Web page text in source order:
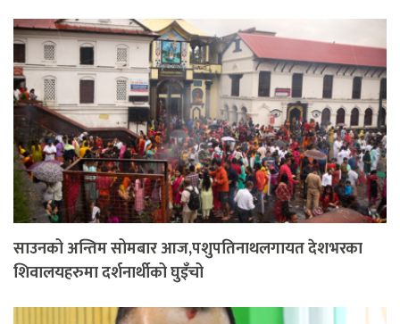
साउनको अन्तिम सोमबार आज,पशुपतिनाथलगायत देशभरका
शिवालयहरुमा दर्शनार्थीको घुइँचो